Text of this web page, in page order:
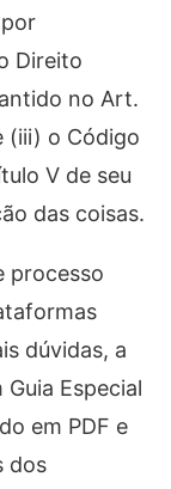
Direito
no Art.
(iii) o Código
V de seu
das coisas.
processo
dúvidas, a
Especial
em PDF e
dos